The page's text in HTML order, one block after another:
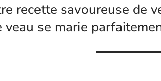
recette savoureuse de
veau se marie